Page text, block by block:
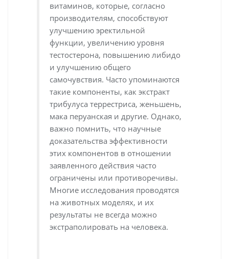
витаминов, которые, согласно
производителям, способствуют
улучшению эректильной
функции, увеличению уровня
тестостерона, повышению либидо
и улучшению общего
самочувствия. Часто упоминаются
такие компоненты, как экстракт
трибулуса террестриса, женьшень,
мака перуанская и другие. Однако,
важно помнить, что научные
доказательства эффективности
этих компонентов в отношении
заявленного действия часто
ограничены или противоречивы.
Многие исследования проводятся
на животных моделях, и их
результаты не всегда можно
экстраполировать на человека.